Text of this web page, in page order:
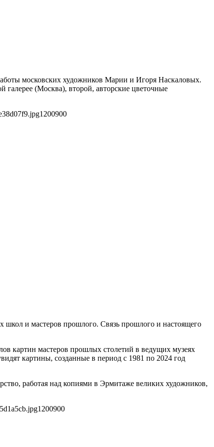
московских художников Марии и Игоря Наскаловых.
галерее (Москва), второй, авторские цветочные
1200900
школ и мастеров прошлого. Связь прошлого и настоящего
картин мастеров прошлых столетий в ведущих музеях
картины, созданные в период с 1981 по 2024 год
работая над копиями в Эрмитаже великих художников,
1200900